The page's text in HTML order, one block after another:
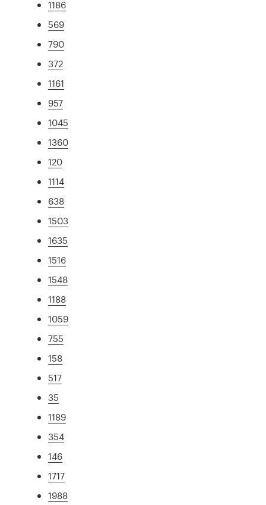
1186
569
790
372
1161
957
1045
1360
120
1114
638
1503
1635
1516
1548
1188
1059
755
158
517
35
1189
354
146
1717
1988